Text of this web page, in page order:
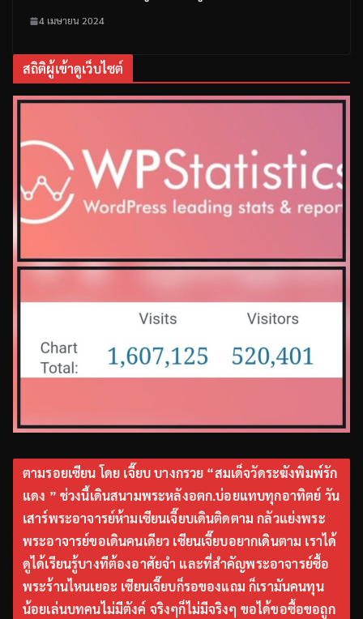
4 เมษายน 2024
สถิติผู้เข้าดูเว็บไซต์
ตามรอยเซียน โดย เจี๊ยบ บางกรวย “สมเด็จวัดระฆังพิมพ์รัก
แดง ” ช่วงนี้เดินสนามพระหลังอตก.บ่อยแทบทุกอาทิตย์ วัน
เสาร์พระอาจารย์ห้ามเซียนเจี๊ยบเดินติดตาม กลัวแย่งพระ
พระอาจารย์ขอเดินคนเดียว เซียนเจี๊ยบอยากเดินตาม เราได้
ดูได้เรียนรู้บางทีต้องอาศัยจำ และที่สำคัญพระอาจารย์ซื้อ
พระร้านไหนเยอะ เซียนเจี๊ยบก็รอของแถม ก็เรามันคนทุน
น้อยเล่นบทคนไม่มีตังค์ จริงๆก็ไม่มีจริงๆ ขอได้ขอซื้อขอถูก